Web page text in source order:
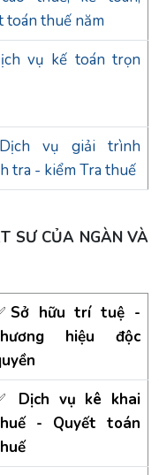
toán thuế năm
vụ kế toán trọn
Dịch vụ giải trình
tra - kiểm Tra thuế
SƯ CỦA NGÀN VÀ
Sở hữu trí tuệ -
hiệu độc
Dịch vụ kê khai
- Quyết toán